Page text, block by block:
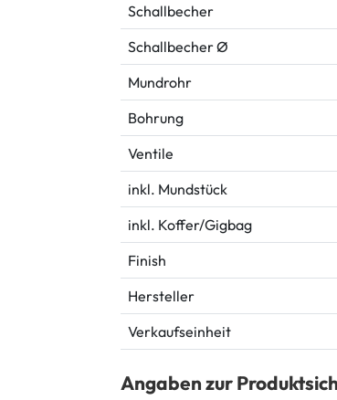
Schallbecher
Schallbecher Ø
Mundrohr
Bohrung
Ventile
inkl. Mundstück
inkl. Koffer/Gigbag
Finish
Hersteller
Verkaufseinheit
Angaben zur